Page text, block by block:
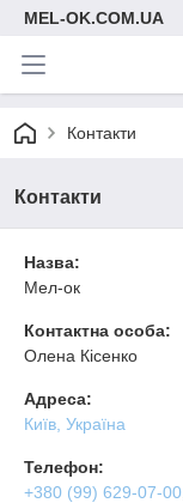
MEL-OK.COM.UA
Контакти
Контакти
Назва:
Мел-ок
Контактна особа:
Олена Кісенко
Адреса:
Київ, Україна
Телефон:
+380 (99) 629-07-00